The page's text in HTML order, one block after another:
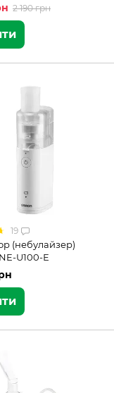
2 190 грн
19
(небулайзер)
U100-Е